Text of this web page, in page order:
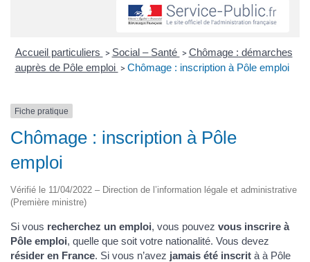
Accueil particuliers > Social – Santé > Chômage : démarches
auprès de Pôle emploi > Chômage : inscription à Pôle emploi
Fiche pratique
Chômage : inscription à Pôle
emploi
Vérifié le 11/04/2022 – Direction de l’information légale et administrative
(Première ministre)
Si vous recherchez un emploi, vous pouvez vous inscrire à
Pôle emploi, quelle que soit votre nationalité. Vous devez
résider en France. Si vous n’avez jamais été inscrit à à Pôle